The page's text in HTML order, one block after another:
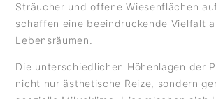
Sträucher und offene Wiesenflächen
schaffen eine beeindruckende Vielfalt
Lebensräumen.
Die unterschiedlichen Höhenlagen der
nicht nur ästhetische Reize, sondern